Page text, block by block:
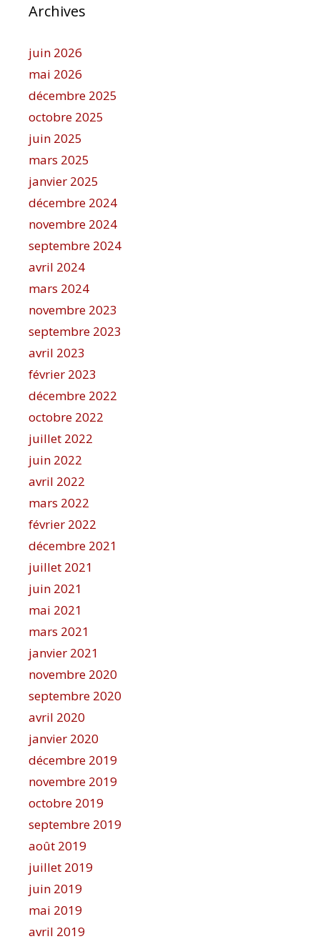
Archives
juin 2026
mai 2026
décembre 2025
octobre 2025
juin 2025
mars 2025
janvier 2025
décembre 2024
novembre 2024
septembre 2024
avril 2024
mars 2024
novembre 2023
septembre 2023
avril 2023
février 2023
décembre 2022
octobre 2022
juillet 2022
juin 2022
avril 2022
mars 2022
février 2022
décembre 2021
juillet 2021
juin 2021
mai 2021
mars 2021
janvier 2021
novembre 2020
septembre 2020
avril 2020
janvier 2020
décembre 2019
novembre 2019
octobre 2019
septembre 2019
août 2019
juillet 2019
juin 2019
mai 2019
avril 2019